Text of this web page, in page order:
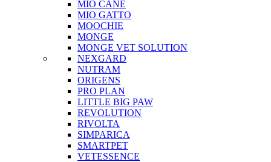
MIO CANE
MIO GATTO
MOOCHIE
MONGE
MONGE VET SOLUTION
NEXGARD
NUTRAM
ORIGENS
PRO PLAN
LITTLE BIG PAW
REVOLUTION
RIVOLTA
SIMPARICA
SMARTPET
VETESSENCE